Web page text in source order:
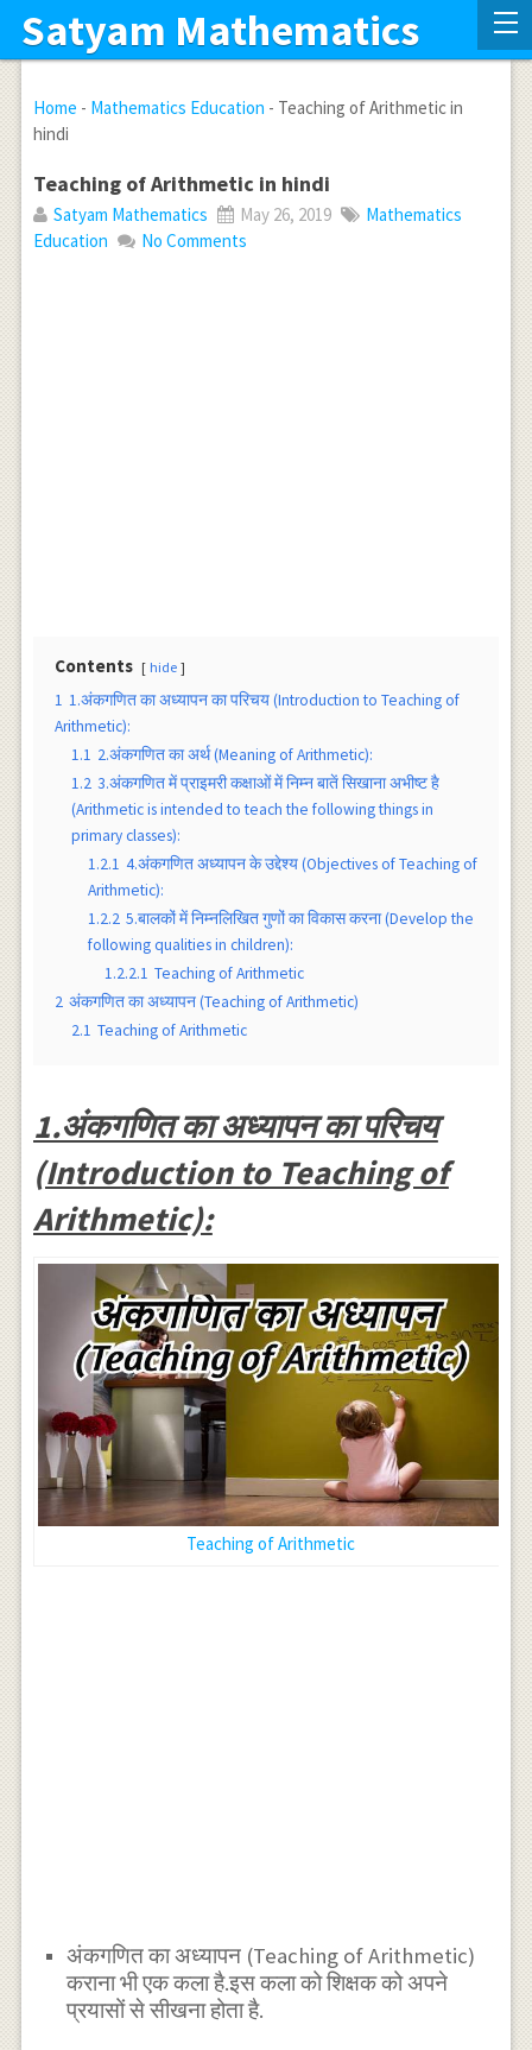
Satyam Mathematics
Home - Mathematics Education - Teaching of Arithmetic in
hindi
Teaching of Arithmetic in hindi
Satyam Mathematics May 26, 2019
Mathematics
Education
No Comments
Contents hide
1 1.अंकगणित का अध्यापन का परिचय (Introduction to Teaching of
Arithmetic):
1.1 2.अंकगणित का अर्थ (Meaning of Arithmetic):
1.2 3.अंकगणित में प्राइमरी कक्षाओं में निम्न बातें सिखाना अभीष्ट है
(Arithmetic is intended to teach the following things in
primary classes):
1.2.1 4.अंकगणित अध्यापन के उद्देश्य (Objectives of Teaching of
Arithmetic):
1.2.2 5.बालकों में निम्नलिखित गुणों का विकास करना (Develop the
following qualities in children):
1.2.2.1 Teaching of Arithmetic
2 अंकगणित का अध्यापन (Teaching of Arithmetic)
2.1 Teaching of Arithmetic
1.अंकगणित का अध्यापन का परिचय
(Introduction to Teaching of
Arithmetic):
Teaching of Arithmetic
अंकगणित का अध्यापन (Teaching of Arithmetic)
कराना भी एक कला है.इस कला को शिक्षक को अपने
प्रयासों से सीखना होता है.